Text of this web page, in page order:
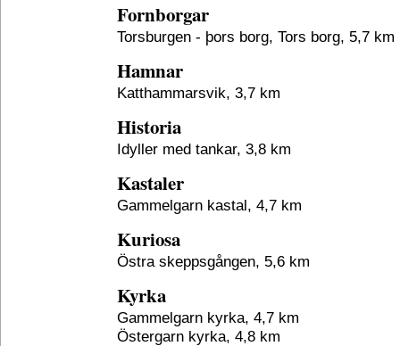
Fornborgar
Torsburgen - þors borg, Tors borg, 5,7 km
Hamnar
Katthammarsvik, 3,7 km
Historia
Idyller med tankar, 3,8 km
Kastaler
Gammelgarn kastal, 4,7 km
Kuriosa
Östra skeppsgången, 5,6 km
Kyrka
Gammelgarn kyrka, 4,7 km
Östergarn kyrka, 4,8 km